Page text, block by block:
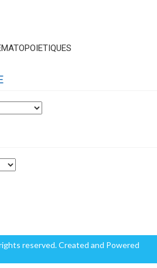
reserved. Created and Powered